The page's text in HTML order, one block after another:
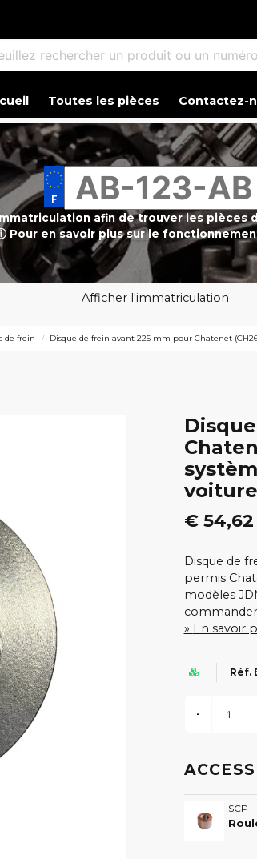
rechercher un produit ou un numéro
Toutes les pièces Contactez-
afin de trouver les
Pour en savoir plus sur le
Afficher l'immatriculation
de frein Disque de frein avant 225 mm pour Chatenet
€ 54,62
Disque de
permis
modèles
En savoir
Réf.
-
SCP